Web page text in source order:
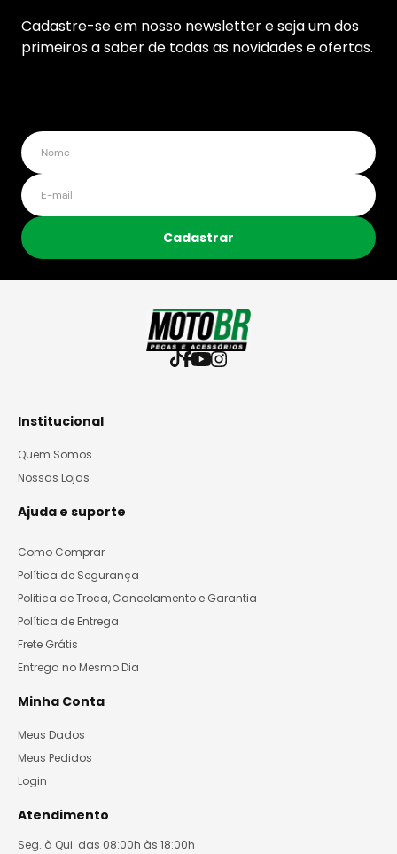
Cadastre-se em nosso newsletter e seja um dos
primeiros a saber de todas as novidades e ofertas.
Cadastrar
Institucional
Quem Somos
Nossas Lojas
Ajuda e suporte
Como Comprar
Política de Segurança
Politica de Troca, Cancelamento e Garantia
Política de Entrega
Frete Grátis
Entrega no Mesmo Dia
Minha Conta
Meus Dados
Meus Pedidos
Login
Atendimento
Seg. à Qui. das 08:00h às 18:00h